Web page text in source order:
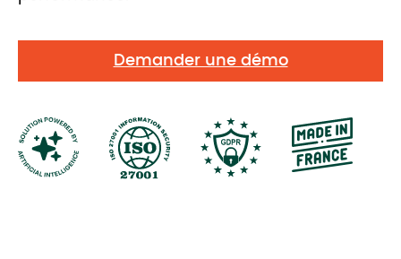
Demander une démo